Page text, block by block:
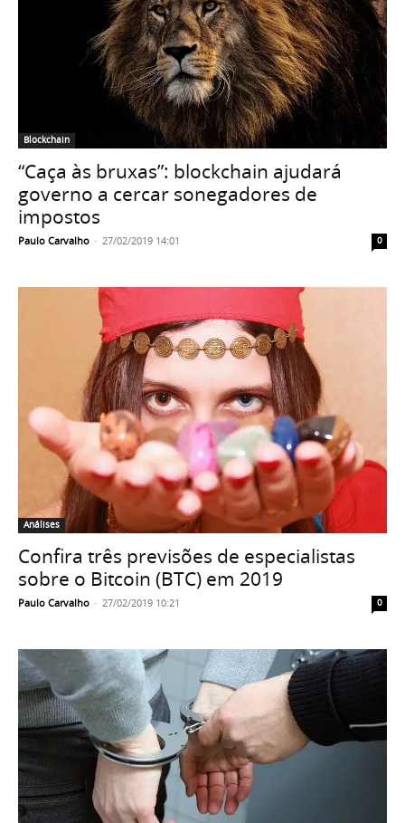
Blockchain
“Caça às bruxas”: blockchain ajudará
governo a cercar sonegadores de
impostos
Paulo Carvalho - 27/02/2019 14:01 0
Análises
Confira três previsões de especialistas
sobre o Bitcoin (BTC) em 2019
Paulo Carvalho - 27/02/2019 10:21 0